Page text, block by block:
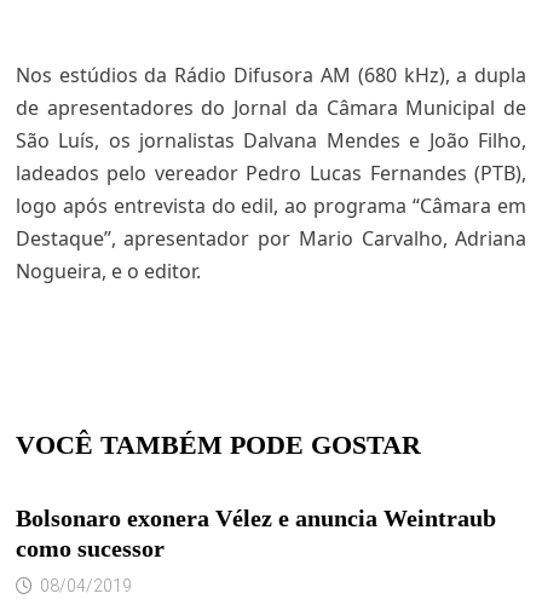
Nos estúdios da Rádio Difusora AM (680 kHz), a dupla
de apresentadores do Jornal da Câmara Municipal de
São Luís, os jornalistas Dalvana Mendes e João Filho,
ladeados pelo vereador Pedro Lucas Fernandes (PTB),
logo após entrevista do edil, ao programa “Câmara em
Destaque”, apresentador por Mario Carvalho, Adriana
Nogueira, e o editor.
VOCÊ TAMBÉM PODE GOSTAR
Bolsonaro exonera Vélez e anuncia Weintraub
como sucessor
08/04/2019